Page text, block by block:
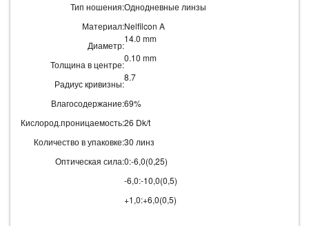
Тип ношения:
Материал:
Диаметр:
Толщина в центре:
Радиус кривизны:
Однодневные линзы
Nelfilcon A
14.0 mm
0.10 mm
8.7
Влагосодержание:
Кислород.проницаемость:
69%
26 Dk/t
Количество в упаковке:30 линз
Оптическая сила:0:-6,0(0,25)
-6,0:-10,0(0,5)
+1,0:+6,0(0,5)